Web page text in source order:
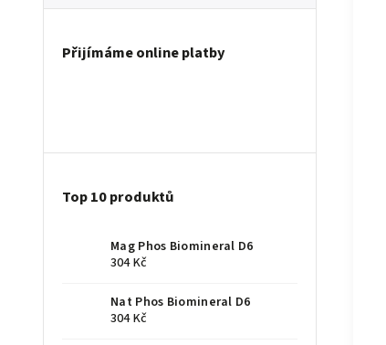
Přijímáme online platby
Top 10 produktů
Mag Phos Biomineral D6
304 Kč
Nat Phos Biomineral D6
304 Kč